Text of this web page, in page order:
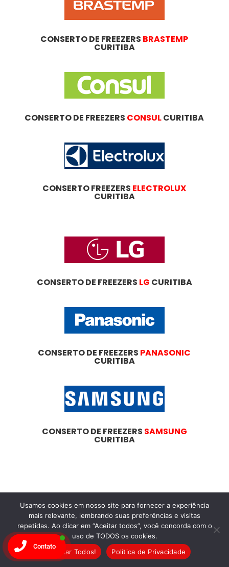
CONSERTO DE FREEZERS BRASTEMP
CURITIBA
CONSERTO DE FREEZERS CONSULCURITIBA
CONSERTO FREEZERS ELECTROLUX
CURITIBA
CONSERTO DE FREEZERS LG CURITIBA
CONSERTO DE FREEZERS PANASONIC
CURITIBA
CONSERTO DE FREEZERS SAMSUNG
CURITIBA
DicasEssenciais
Para
Manutenção de
Usamos cookies em nosso site para fornecer a experiência
mais relevante, lembrando suas preferências e visitas
repetidas. Ao clicar em “Aceitar todos”, você concorda com o
uso de TODOS os cookies.
Aceitar Todos!
Política de Privacidade
Contato